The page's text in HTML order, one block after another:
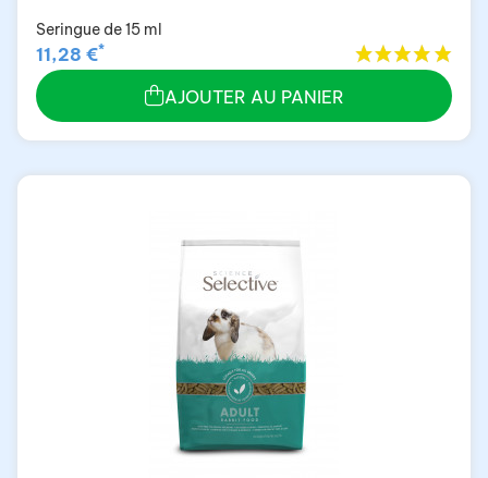
Seringue de 15 ml
11,28 €*
AJOUTER AU PANIER